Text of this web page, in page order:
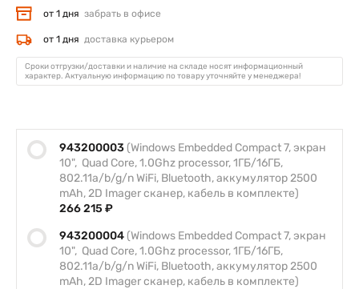
943200003 (Windows Embedded Compact 7, экран
10", Quad Core, 1.0Ghz processor, 1ГБ/16ГБ,
802.11a/b/g/n WiFi, Bluetooth, аккумулятор 2500
mAh, 2D Imager сканер, кабель в комплекте)
266 215 ₽
943200004 (Windows Embedded Compact 7, экран
10", Quad Core, 1.0Ghz processor, 1ГБ/16ГБ,
802.11a/b/g/n WiFi, Bluetooth, аккумулятор 2500
mAh, 2D Imager сканер, кабель в комплекте)
от 1 дня забрать в офисе
от 1 дня доставка курьером
Сроки отгрузки/доставки и наличие на складе носят информационный
характер. Актуальную информацию по товару уточняйте у менеджера!